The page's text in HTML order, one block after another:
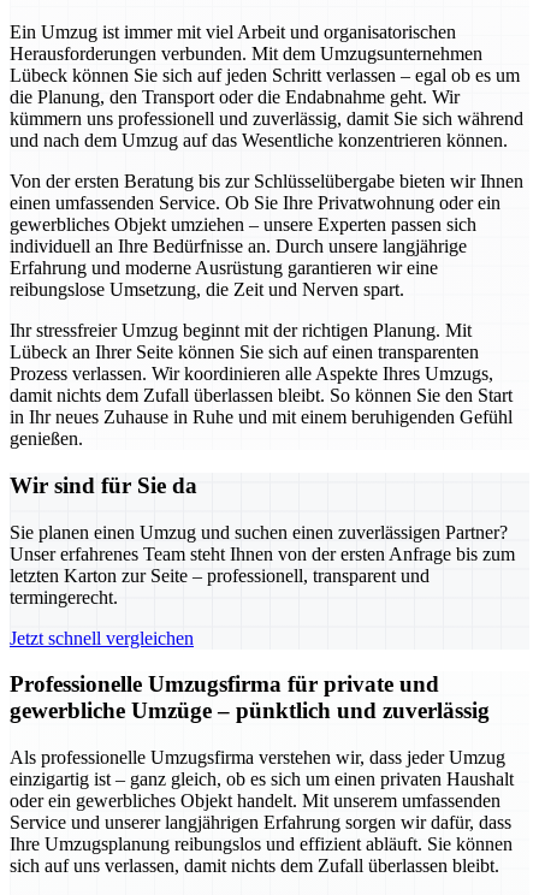
Ein Umzug ist immer mit viel Arbeit und organisatorischen
Herausforderungen verbunden. Mit dem Umzugsunternehmen
Lübeck können Sie sich auf jeden Schritt verlassen – egal ob es um
die Planung, den Transport oder die Endabnahme geht. Wir
kümmern uns professionell und zuverlässig, damit Sie sich während
und nach dem Umzug auf das Wesentliche konzentrieren können.
Von der ersten Beratung bis zur Schlüsselübergabe bieten wir Ihnen
einen umfassenden Service. Ob Sie Ihre Privatwohnung oder ein
gewerbliches Objekt umziehen – unsere Experten passen sich
individuell an Ihre Bedürfnisse an. Durch unsere langjährige
Erfahrung und moderne Ausrüstung garantieren wir eine
reibungslose Umsetzung, die Zeit und Nerven spart.
Ihr stressfreier Umzug beginnt mit der richtigen Planung. Mit
Lübeck an Ihrer Seite können Sie sich auf einen transparenten
Prozess verlassen. Wir koordinieren alle Aspekte Ihres Umzugs,
damit nichts dem Zufall überlassen bleibt. So können Sie den Start
in Ihr neues Zuhause in Ruhe und mit einem beruhigenden Gefühl
genießen.
Wir sind für Sie da
Sie planen einen Umzug und suchen einen zuverlässigen Partner?
Unser erfahrenes Team steht Ihnen von der ersten Anfrage bis zum
letzten Karton zur Seite – professionell, transparent und
termingerecht.
Jetzt schnell vergleichen
Professionelle Umzugsfirma für private und
gewerbliche Umzüge – pünktlich und zuverlässig
Als professionelle Umzugsfirma verstehen wir, dass jeder Umzug
einzigartig ist – ganz gleich, ob es sich um einen privaten Haushalt
oder ein gewerbliches Objekt handelt. Mit unserem umfassenden
Service und unserer langjährigen Erfahrung sorgen wir dafür, dass
Ihre Umzugsplanung reibungslos und effizient abläuft. Sie können
sich auf uns verlassen, damit nichts dem Zufall überlassen bleibt.